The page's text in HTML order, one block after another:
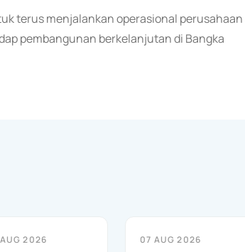
terus menjalankan operasional perusahaan
pembangunan berkelanjutan di Bangka
2026 07 AUG 2026